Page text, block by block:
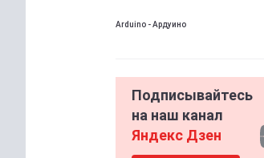
Arduino - Ардуино
Подписывайтесь
на наш канал
Яндекс Дзен